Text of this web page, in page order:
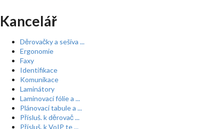
Kancelář
Děrovačky a sešíva ...
Ergonomie
Faxy
Identifikace
Komunikace
Laminátory
Laminovací fólie a ...
Plánovací tabule a ...
Přísluš. k děrovač ...
Přísluš. k VoIP te ...